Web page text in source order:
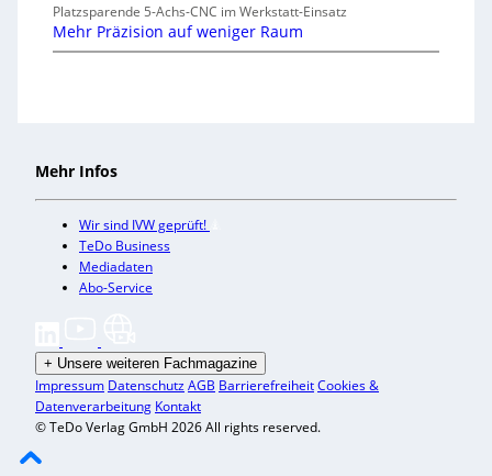
Platzsparende 5-Achs-CNC im Werkstatt-Einsatz
Mehr Präzision auf weniger Raum
Mehr Infos
Wir sind IVW geprüft!
TeDo Business
Mediadaten
Abo-Service
+ Unsere weiteren Fachmagazine
Impressum DatenschutzAGB BarrierefreiheitCookies &
Datenverarbeitung Kontakt
© TeDo Verlag GmbH 2026 All rights reserved.